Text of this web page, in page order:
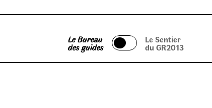
Le Bureau
des guides
Le Sentier
du GR2013